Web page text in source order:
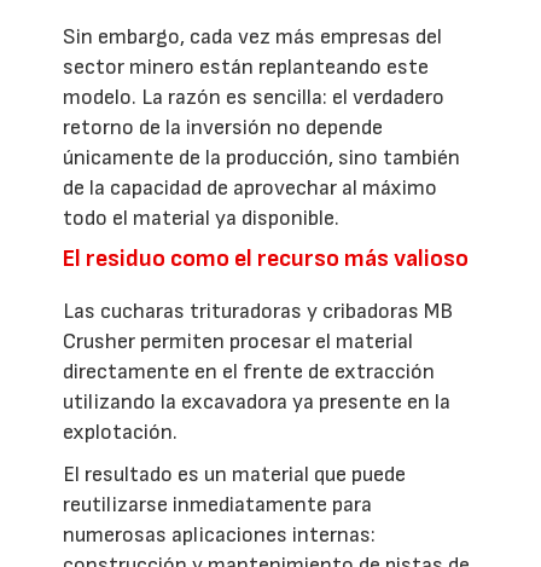
Sin embargo, cada vez más empresas del
sector minero están replanteando este
modelo. La razón es sencilla: el verdadero
retorno de la inversión no depende
únicamente de la producción, sino también
de la capacidad de aprovechar al máximo
todo el material ya disponible.
El residuo como el recurso más valioso
Las cucharas trituradoras y cribadoras MB
Crusher permiten procesar el material
directamente en el frente de extracción
utilizando la excavadora ya presente en la
explotación.
El resultado es un material que puede
reutilizarse inmediatamente para
numerosas aplicaciones internas: